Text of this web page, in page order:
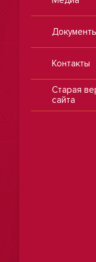
Контакты
Старая
сайта